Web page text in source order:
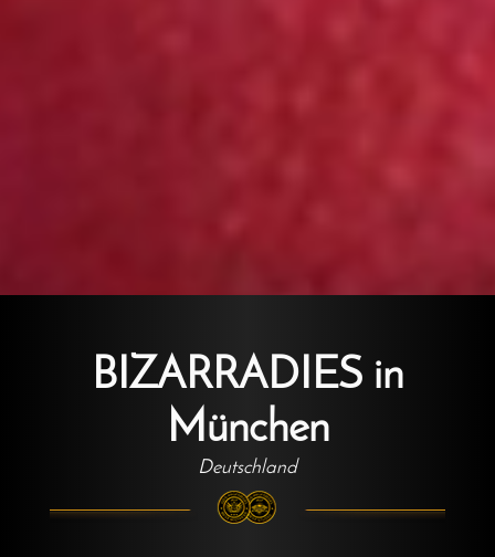
BIZARRADIES in
München
Deutschland